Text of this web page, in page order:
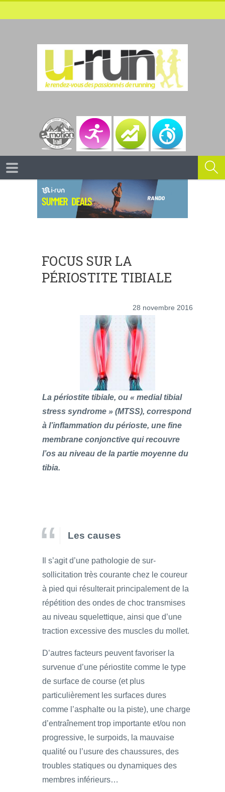
FOCUS SUR LA
PÉRIOSTITE TIBIALE
28 novembre 2016
La périostite tibiale, ou « medial tibial
stress syndrome » (MTSS), correspond
à l’inflammation du périoste, une fine
membrane conjonctive qui recouvre
l’os au niveau de la partie moyenne du
tibia.
Les causes
Il s’agit d’une pathologie de sur-
sollicitation très courante chez le coureur
à pied qui résulterait principalement de la
répétition des ondes de choc transmises
au niveau squelettique, ainsi que d’une
traction excessive des muscles du mollet.
D’autres facteurs peuvent favoriser la
survenue d’une périostite comme le type
de surface de course (et plus
particulièrement les surfaces dures
comme l’asphalte ou la piste), une charge
d’entraînement trop importante et/ou non
progressive, le surpoids, la mauvaise
qualité ou l’usure des chaussures, des
troubles statiques ou dynamiques des
membres inférieurs…